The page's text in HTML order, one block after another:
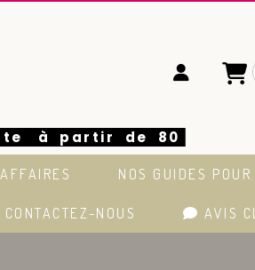
à partir de 80
France NOS GUIDES
CONTACTEZ-NOUS AVIS